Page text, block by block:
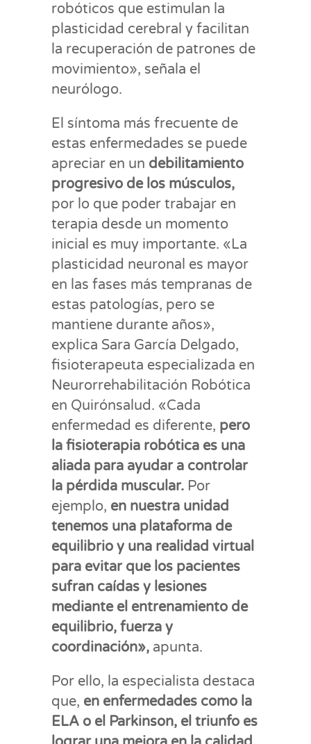
robóticos que estimulan la
plasticidad cerebral y facilitan
la recuperación de patrones de
movimiento», señala el
neurólogo.
El síntoma más frecuente de
estas enfermedades se puede
apreciar en un debilitamiento
progresivo de los músculos,
por lo que poder trabajar en
terapia desde un momento
inicial es muy importante. «La
plasticidad neuronal es mayor
en las fases más tempranas de
estas patologías, pero se
mantiene durante años»,
explica Sara García Delgado,
fisioterapeuta especializada en
Neurorrehabilitación Robótica
en Quirónsalud. «Cada
enfermedad es diferente, pero
la fisioterapia robótica es una
aliada para ayudar a controlar
la pérdida muscular. Por
ejemplo, en nuestra unidad
tenemos una plataforma de
equilibrio y una realidad virtual
para evitar que los pacientes
sufran caídas y lesiones
mediante el entrenamiento de
equilibrio, fuerza y
coordinación», apunta.
Por ello, la especialista destaca
que, en enfermedades como la
ELA o el Parkinson, el triunfo es